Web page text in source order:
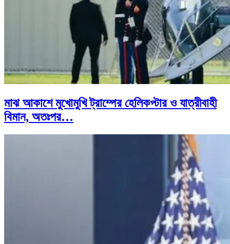
মাঝ আকাশে মুখোমুখি ট্রাম্পের হেলিকপ্টার ও যাত্রীবাহী
বিমান, অতঃপর…